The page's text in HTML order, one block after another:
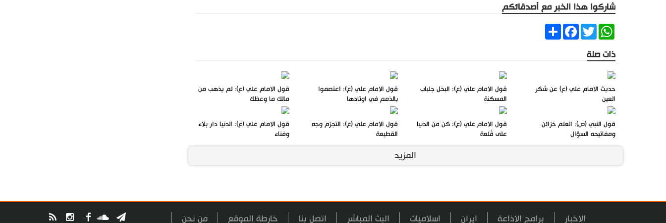
شاركوا هذا الخبر مع أصدقائكم
ShareFacebookTwitter
WhatsApp
ذات صلة
حديث الامام علي (ع) عن شكر
العين
قول الامام علي (ع): البخل جلباب
المسكنة
قول الامام علي (ع): اعتصموا
بالذمم في اوتادها
قول الامام علي (ع): لم يذهب من
مالك ما وعظك
قول النبي (ص): العلم خزائن
ومفاتيحه السؤال
قول الامام علي (ع): كن من الدنيا
على قُلعة
قول الامام علي (ع): التجرّم وجه
القطيعة
قول الامام علي (ع): الدنيا دار بلاء
وفناء
المزيد
الاخبار برامج الاذاعة ايران اسلاميات البث المباشر اتصل بنا خارطة الموقع من نحن